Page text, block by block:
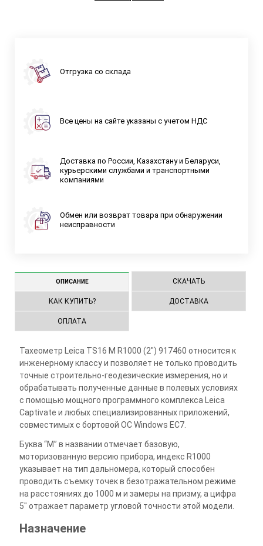
Отгрузка со склада
Все цены на сайте указаны с учетом НДС
Доставка по России, Казахстану и Беларуси,
курьерскими службами и транспортными
компаниями
Обмен или возврат товара при обнаружении
неисправности
ОПИСАНИЕ СКАЧАТЬ
КАК КУПИТЬ? ДОСТАВКА
ОПЛАТА
Тахеометр Leica TS16 M R1000 (2") 917460 относится к
инженерному классу и позволяет не только проводить
точные строительно-геодезические измерения, но и
обрабатывать полученные данные в полевых условиях
с помощью мощного программного комплекса Leica
Captivate и любых специализированных приложений,
совместимых с бортовой ОС Windows EC7.
Буква “M” в названии отмечает базовую,
моторизованную версию прибора, индекс R1000
указывает на тип дальномера, который способен
проводить съемку точек в безотражательном режиме
на расстояниях до 1000 м и замеры на призму, а цифра
5" отражает параметр угловой точности этой модели.
Назначение